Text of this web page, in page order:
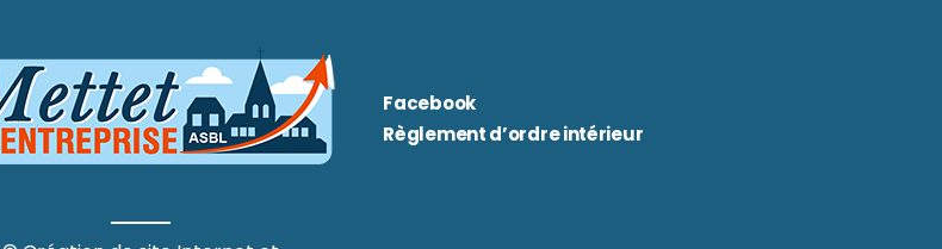
Facebook
Règlement d’ordre intérieur